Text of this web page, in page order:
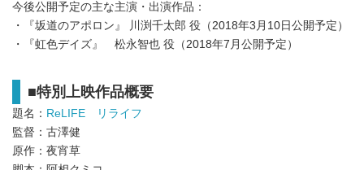
今後公開予定の主な主演・出演作品：
・『坂道のアポロン』 川渕千太郎 役（2018年3月10日公開予定）
・『虹色デイズ』 松永智也 役（2018年7月公開予定）
■特別上映作品概要
題名： ReLIFE リライフ
監督：古澤健
原作：夜宵草